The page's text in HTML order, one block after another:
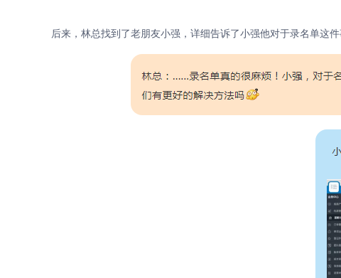
后来，林总找到了老朋友小强，详细告诉了小强他对于录名单这件